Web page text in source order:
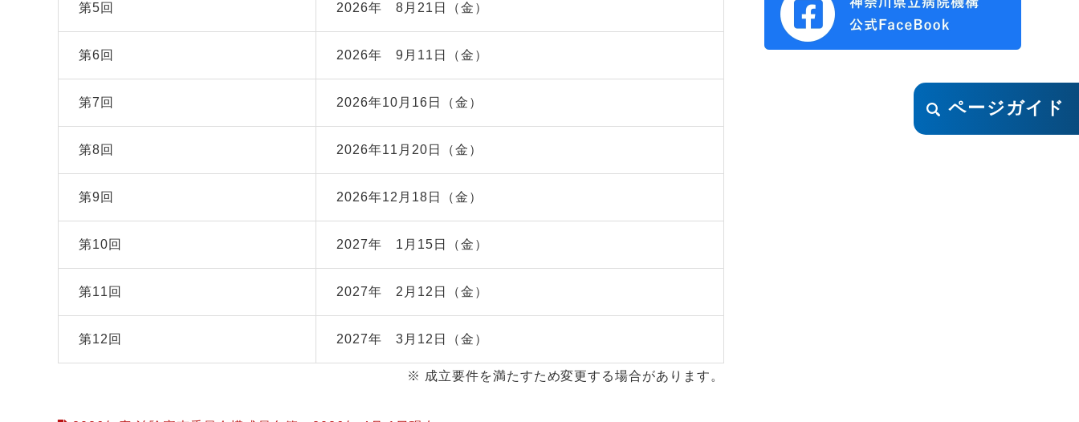
第5回 2026年 8 月 21 日（金）
第6回 2026年 9 月 11 日（金）
第7 回 2026年10 月 16 日（金）
第8回 2026年11 月 20 日（金）
第9回 2026年12 月 18 日（金）
第10回 2027年 1 月 15 日（金）
第11 回 2027年 2 月 12 日（金）
第12 回 2027年 3 月 12 日（金）
※ 成立要件を満たすため変更する場合があります。
ページガイド